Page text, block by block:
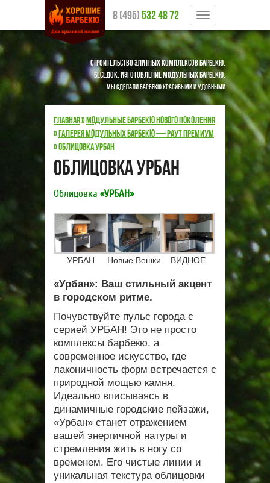
Меню
8 (495)532 48 72
Строительство элитных комплексов барбекю,
беседок, изготовление модульных барбекю.
Мы сделали барбекю красивыми и удобными
Главная»Модульные барбекю нового поколения
»Галерея модульных барбекю — РАУТ Премиум
»Облицовка УРБАН
Облицовка УРБАН
Облицовка «УРБАН»
УРБАН Новые Вешки ВИДНОЕ
«Урбан»: Ваш стильный акцент
в городском ритме.
Почувствуйте пульс города с
серией УРБАН! Это не просто
комплексы барбекю, а
современное искусство, где
лаконичность форм встречается с
природной мощью камня.
Идеально вписываясь в
динамичные городские пейзажи,
«Урбан» станет отражением
вашей энергичной натуры и
стремления жить в ногу со
временем. Его чистые линии и
уникальная текстура облицовки